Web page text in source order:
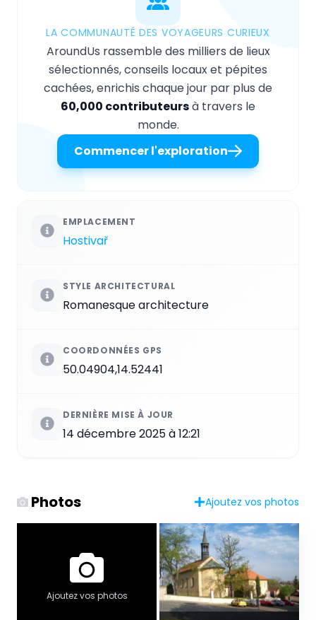
LA COMMUNAUTÉ DES VOYAGEURS CURIEUX
AroundUs rassemble des milliers de lieux
sélectionnés, conseils locaux et pépites
cachées, enrichis chaque jour par plus de
60,000 contributeursà travers le
monde.
Commencer l'exploration
EMPLACEMENT
Hostivař
STYLE ARCHITECTURAL
Romanesque architecture
COORDONNÉES GPS
50.04904,14.52441
DERNIÈRE MISE À JOUR
14 décembre 2025 à 12:21
Photos Ajoutez vos photos
Ajoutez vos photos